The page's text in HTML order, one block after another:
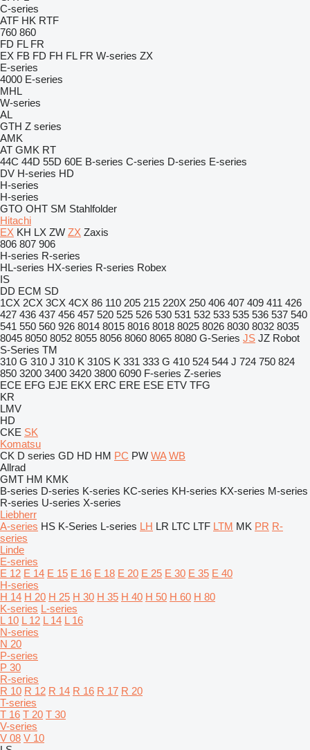
C-series
ATF HK RTF
760 860
FD FL FR
EX FB FD FH FL FR W-series ZX
E-series
4000 E-series
MHL
W-series
AL
GTH Z series
AMK
AT GMK RT
44C 44D 55D 60E B-series C-series D-series E-series
DV H-series HD
H-series
H-series
GTO OHT SM Stahlfolder
Hitachi
EX KH LX ZW ZX Zaxis
806 807 906
H-series R-series
HL-series HX-series R-series Robex
IS
DD ECM SD
1CX 2CX 3CX 4CX 86 110 205 215 220X 250 406 407 409 411 426
427 436 437 456 457 520 525 526 530 531 532 533 535 536 537 540
541 550 560 926 8014 8015 8016 8018 8025 8026 8030 8032 8035
8045 8050 8052 8055 8056 8060 8065 8080 G-Series JS JZ Robot
S-Series TM
310 G 310 J 310 K 310S K 331 333 G 410 524 544 J 724 750 824
850 3200 3400 3420 3800 6090 F-series Z-series
ECE EFG EJE EKX ERC ERE ESE ETV TFG
KR
LMV
HD
CKE SK
Komatsu
CK D series GD HD HM PC PW WA WB
Allrad
GMT HM KMK
B-series D-series K-series KC-series KH-series KX-series M-series
R-series U-series X-series
Liebherr
A-series HS K-Series L-series LH LR LTC LTF LTM MK PR R-
series
Linde
E-series
E 12 E 14 E 15 E 16 E 18 E 20 E 25 E 30 E 35 E 40
H-series
H 14 H 20 H 25 H 30 H 35 H 40 H 50 H 60 H 80
K-series L-series
L 10 L 12 L 14 L 16
N-series
N 20
P-series
P 30
R-series
R 10 R 12 R 14 R 16 R 17 R 20
T-series
T 16 T 20 T 30
V-series
V 08 V 10